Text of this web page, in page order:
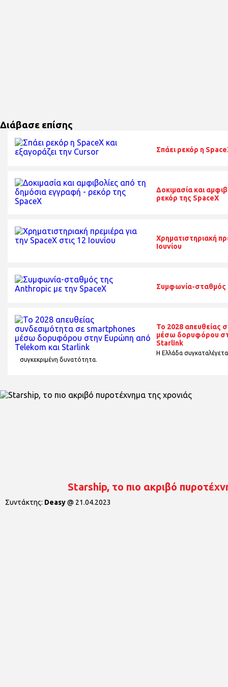
Διάβασε επίσης
Σπάει ρεκόρ η
Δοκιμασία και
ρεκόρ της SpaceX
Χρηματιστηριακή
Ιουνίου
Συμφωνία-σταθμός
To 2028 απευθείας
μέσω δορυφόρου
Starlink
Η Ελλάδα
συγκεκριμένη δυνατότητα.
Starship, το πιο ακριβό
Συντάκτης: Deasy@ 21.04.2023